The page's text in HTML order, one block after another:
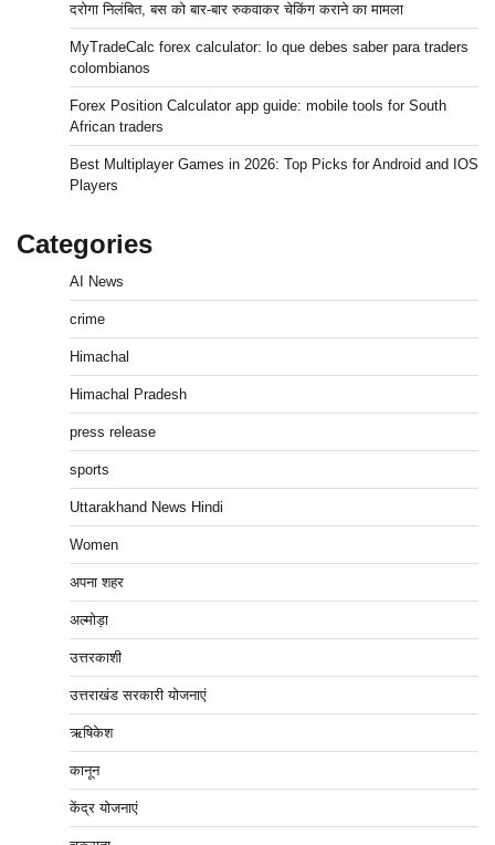
दरोगा निलंबित, बस को बार-बार रुकवाकर चेकिंग कराने का मामला
MyTradeCalc forex calculator: lo que debes saber para traders
colombianos
Forex Position Calculator app guide: mobile tools for South
African traders
Best Multiplayer Games in 2026: Top Picks for Android and IOS
Players
Categories
AI News
crime
Himachal
Himachal Pradesh
press release
sports
Uttarakhand News Hindi
Women
अपना शहर
अल्मोड़ा
उत्तरकाशी
उत्तराखंड सरकारी योजनाएं
ऋषिकेश
कानून
केंद्र योजनाएं